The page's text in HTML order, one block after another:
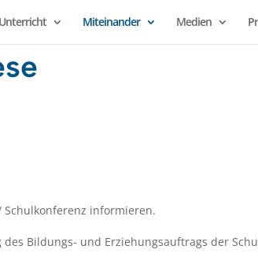
Unterricht Miteinander Medien
informieren.
Bildungs- und Erziehungsauftrags der